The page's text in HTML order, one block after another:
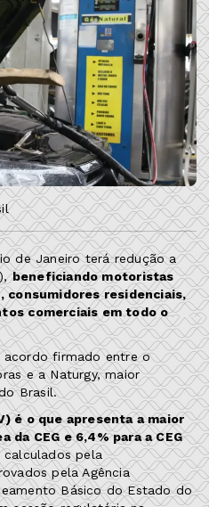
de Janeiro terá redução a
beneficiando motoristas
consumidores residenciais,
comerciais em todo o
acordo firmado entre o
e a Naturgy, maior
Brasil.
é o que apresenta a maior
da CEG e 6,4% para a CEG
pela
pela Agência
Básico do Estado do